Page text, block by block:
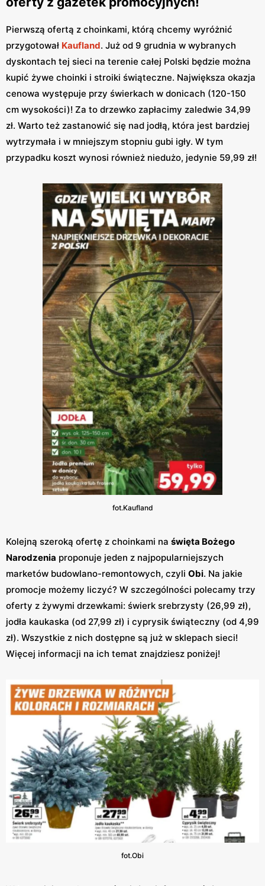
Pierwszą ofertą z choinkami, którą chcemy wyróżnić
przygotował Kaufland. Już od 9 grudnia w wybranych
dyskontach tej sieci na terenie całej Polski będzie można
kupić żywe choinki i stroiki świąteczne. Największa okazja
cenowa występuje przy świerkach w donicach (120-150
cm wysokości)! Za to drzewko zapłacimy zaledwie 34,99
zł. Warto też zastanowić się nad jodłą, która jest bardziej
wytrzymała i w mniejszym stopniu gubi igły. W tym
przypadku koszt wynosi również niedużo, jedynie 59,99 zł!
fot.Kaufland
Kolejną szeroką ofertę z choinkami na święta Bożego
Narodzenia proponuje jeden z najpopularniejszych
marketów budowlano-remontowych, czyli Obi. Na jakie
promocje możemy liczyć? W szczególności polecamy trzy
oferty z żywymi drzewkami: świerk srebrzysty (26,99 zł),
jodła kaukaska (od 27,99 zł) i cyprysik świąteczny (od 4,99
zł). Wszystkie z nich dostępne są już w sklepach sieci!
Więcej informacji na ich temat znajdziesz poniżej!
fot.Obi